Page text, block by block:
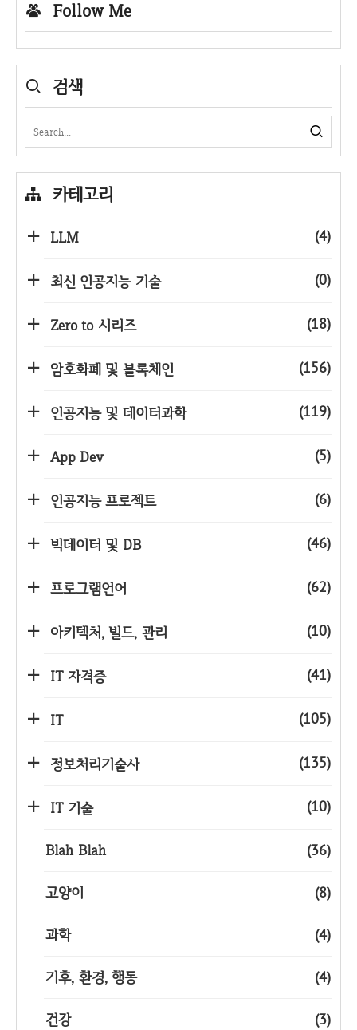
Follow Me
검색
카테고리
LLM (4)
최신 인공지능 기술 (0)
Zero to 시리즈 (18)
암호화폐 및 블록체인 (156)
인공지능 및 데이터과학 (119)
App Dev (5)
인공지능 프로젝트 (6)
빅데이터 및 DB (46)
프로그램언어 (62)
아키텍처, 빌드, 관리 (10)
IT 자격증 (41)
IT (105)
정보처리기술사 (135)
IT 기술 (10)
Blah Blah (36)
고양이 (8)
과학 (4)
기후, 환경, 행동 (4)
건강 (3)